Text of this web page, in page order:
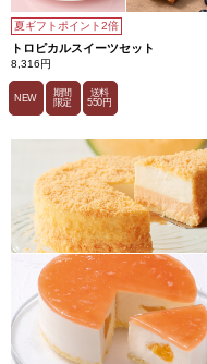
夏ギフトポイント2倍
トロピカルスイーツセット
8,316円
NEW
期間
限定
送料
550円